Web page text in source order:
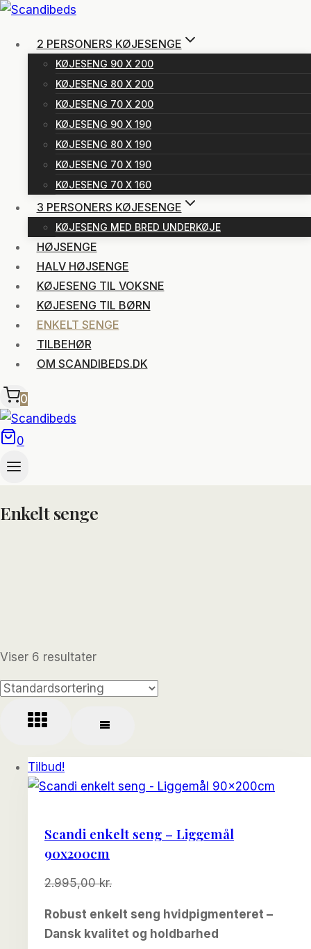
Fortsæt
indhold2 PERSONERS KØJESENGE
KØJESENG 90 X 200
KØJESENG 80 X 200
KØJESENG 70 X 200
KØJESENG 90 X 190
KØJESENG 80 X 190
KØJESENG 70 X 190
KØJESENG 70 X 160
3 PERSONERS KØJESENGE
KØJESENG MED BRED UNDERKØJE
HØJSENGE
HALV HØJSENGE
KØJESENG TIL VOKSNE
KØJESENG TIL BØRN
ENKELT SENGE
TILBEHØR
OM SCANDIBEDS.DK
0
0
Enkelt senge
Viser 6 resultater
Tilbud!
Scandi enkelt seng – Liggemål
90x200cm
2.995,00kr.Den
pris
var:
Den
pris
er:
Robust enkelt seng hvidpigmenteret –
Dansk kvalitet og holdbarhed